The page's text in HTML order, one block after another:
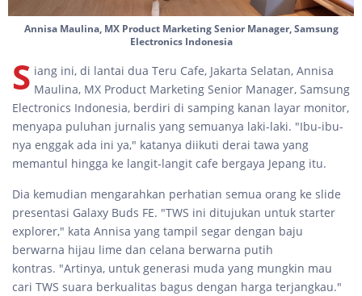
Annisa Maulina, MX Product Marketing Senior Manager, Samsung
Electronics Indonesia
S iang ini, di lantai dua Teru Cafe, Jakarta Selatan, Annisa
Maulina, MX Product Marketing Senior Manager, Samsung
Electronics Indonesia, berdiri di samping kanan layar monitor,
menyapa puluhan jurnalis yang semuanya laki-laki. "Ibu-ibu-
nya enggak ada ini ya," katanya diikuti derai tawa yang
memantul hingga ke langit-langit cafe bergaya Jepang itu.
Dia kemudian mengarahkan perhatian semua orang ke slide
presentasi Galaxy Buds FE. "TWS ini ditujukan untuk starter
explorer," kata Annisa yang tampil segar dengan baju
berwarna hijau lime dan celana berwarna putih
kontras. "Artinya, untuk generasi muda yang mungkin mau
cari TWS suara berkualitas bagus dengan harga terjangkau."